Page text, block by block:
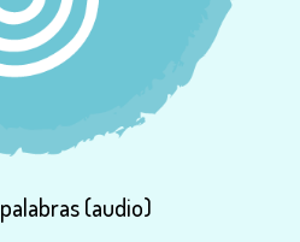
palabras (audio)